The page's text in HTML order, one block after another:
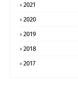
2021
2020
2019
2018
2017